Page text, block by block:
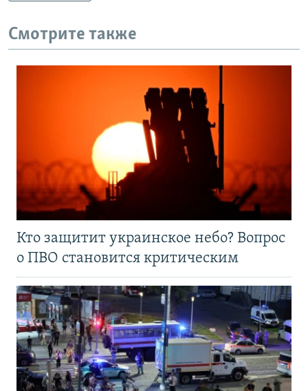
Смотрите также
Кто защитит украинское небо? Вопрос
о ПВО становится критическим